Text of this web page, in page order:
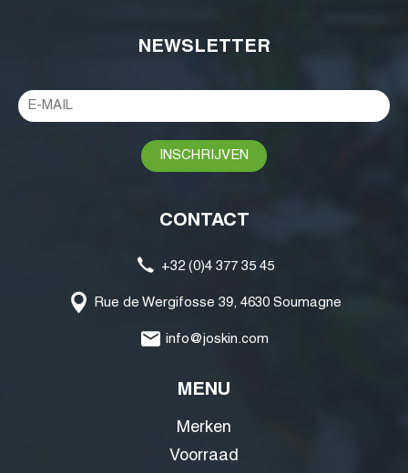
NEWSLETTER
CONTACT
+32 (0)4 377 35 45
Rue de Wergifosse 39, 4630 Soumagne
info@joskin.com
MENU
Merken
Voorraad